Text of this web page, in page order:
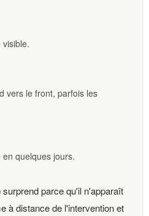
vers le front, parfois les
quelques jours.
surprend parce qu'il n'apparaît
à distance de l'intervention et